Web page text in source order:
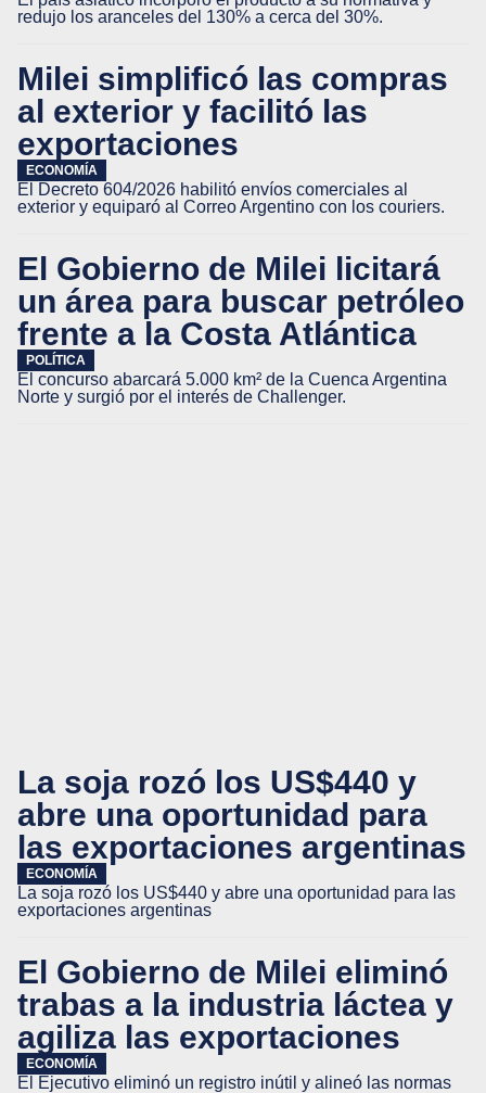
redujo los aranceles del 130% a cerca del 30%.
Milei simplificó las compras
al exterior y facilitó las
exportaciones
ECONOMÍA
El Decreto 604/2026 habilitó envíos comerciales al
exterior y equiparó al Correo Argentino con los couriers.
El Gobierno de Milei licitará
un área para buscar petróleo
frente a la Costa Atlántica
POLÍTICA
El concurso abarcará 5.000 km² de la Cuenca Argentina
Norte y surgió por el interés de Challenger.
La soja rozó los US$440 y
abre una oportunidad para
las exportaciones argentinas
ECONOMÍA
La soja rozó los US$440 y abre una oportunidad para las
exportaciones argentinas
El Gobierno de Milei eliminó
trabas a la industria láctea y
agiliza las exportaciones
ECONOMÍA
El Ejecutivo eliminó un registro inútil y alineó las normas